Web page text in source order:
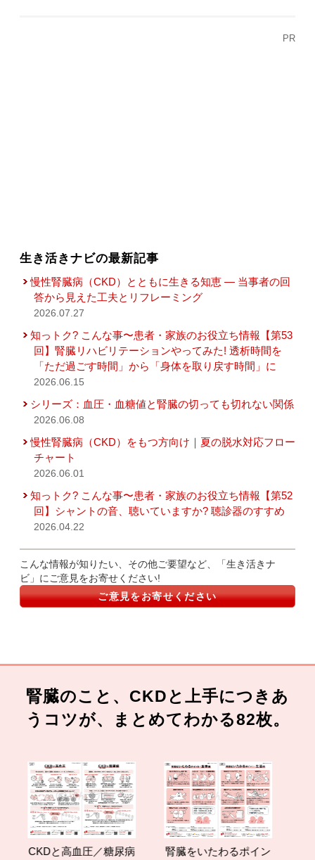
PR
生き活きナビの最新記事
慢性腎臓病（CKD）とともに生きる知恵 — 当事者の回
答から見えた工夫とリフレーミング
2026.07.27
知っトク? こんな事〜患者・家族のお役立ち情報【第53
回】腎臓リハビリテーションやってみた! 透析時間を
「ただ過ごす時間」から「身体を取り戻す時間」に
2026.06.15
シリーズ：血圧・血糖値と腎臓の切っても切れない関係
2026.06.08
慢性腎臓病（CKD）をもつ方向け｜夏の脱水対応フロー
チャート
2026.06.01
知っトク? こんな事〜患者・家族のお役立ち情報【第52
回】シャントの音、聴いていますか? 聴診器のすすめ
2026.04.22
こんな情報が知りたい、その他ご要望など、「生き活きナ
ビ」にご意見をお寄せください!
ご意見をお寄せください
腎臓のこと、CKDと上手につきあ
うコツが、まとめてわかる82枚。
CKDと高血圧／糖尿病
腎臓をいたわるポイン